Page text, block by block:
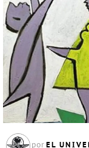
por EL